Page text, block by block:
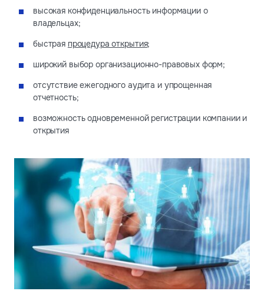
высокая конфиденциальность информации о
владельцах;
быстрая процедура открытия;
широкий выбор организационно-правовых форм;
отсутствие ежегодного аудита и упрощенная
отчетность;
возможность одновременной регистрации компании и
открытия